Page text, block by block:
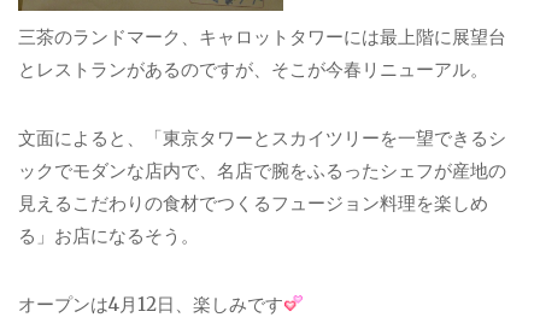
三茶のランドマーク、キャロットタワーには最上階に展望台
とレストランがあるのですが、そこが今春リニューアル。
文面によると、「東京タワーとスカイツリーを一望できるシ
ックでモダンな店内で、名店で腕をふるったシェフが産地の
見えるこだわりの食材でつくるフュージョン料理を楽しめ
る」お店になるそう。
オープンは4月12日、楽しみです